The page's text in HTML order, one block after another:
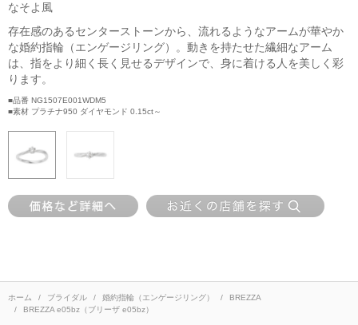
MORE...
なそよ風
存在感のあるセンターストーンから、流れるようなアームが華やか
な婚約指輪（エンゲージリング）。動きを持たせた繊細なアーム
は、指をより細く長く見せるデザインで、身に着ける人を美しく彩
ります。
■品番 NG1507E001WDM5
■素材 プラチナ950 ダイヤモンド 0.15ct～
ホーム ブライダル 婚約指輪（エンゲージリング）
BREZZA
BREZZA e05bz（ブリーザ e05bz）